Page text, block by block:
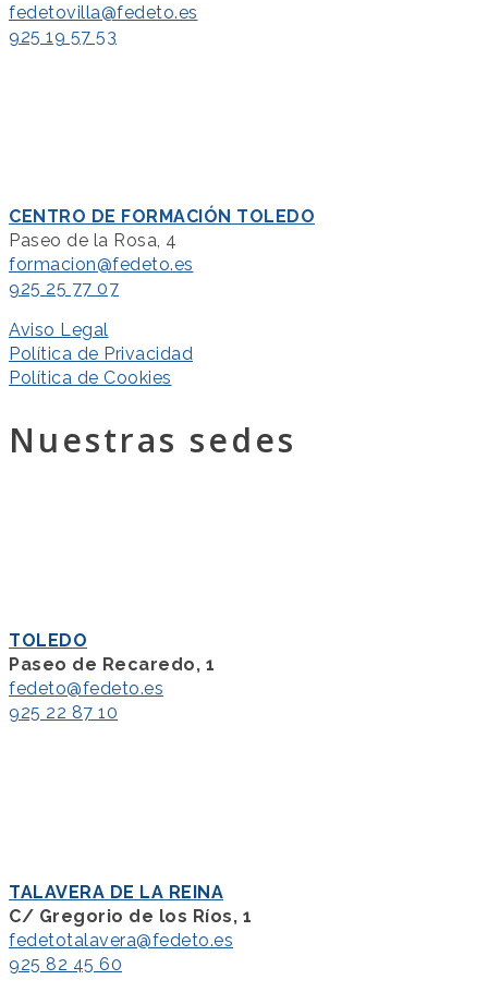
fedetovilla@fedeto.es
925 19 57 53
CENTRO DE FORMACIÓN TOLEDO
Paseo de la Rosa, 4
formacion@fedeto.es
925 25 77 07
Aviso Legal
Política de Privacidad
Política de Cookies
Nuestras sedes
TOLEDO
Paseo de Recaredo, 1
fedeto@fedeto.es
925 22 87 10
TALAVERA DE LA REINA
C/ Gregorio de los Ríos, 1
fedetotalavera@fedeto.es
925 82 45 60